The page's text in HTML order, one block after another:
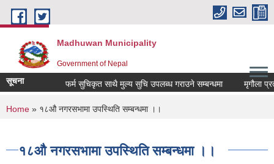
Skip to main content
Madhuwan Municipality
Government of Nepal
सूचना फर्म सुचिकृत साथै मुल्य सुचि उपलब्ध गराउने सम्बन्धमा मृगौला
You are here
Home » १८औ नगरसभामा उपस्थिति सम्बन्धमा ।।
१८औ नगरसभामा उपस्थिति सम्बन्धमा ।।